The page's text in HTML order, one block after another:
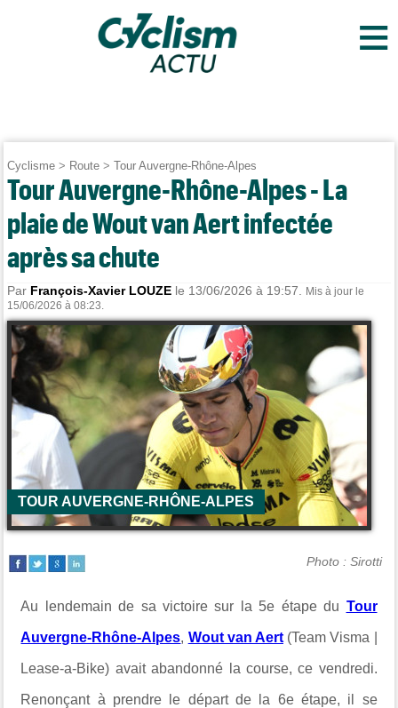
≡
Cyclisme > Route >Tour Auvergne-Rhône-Alpes
Tour Auvergne-Rhône-Alpes - La
plaie de Wout van Aert infectée
après sa chute
Par François-Xavier LOUZE le 13/06/2026 à 19:57.
Mis à jour le
15/06/2026 à 08:23.
TOUR AUVERGNE-RHÔNE-ALPES
Photo : Sirotti
Au lendemain de sa victoire sur la 5e étape du Tour
Auvergne-Rhône-Alpes, Wout van Aert (Team Visma |
Lease-a-Bike) avait abandonné la course, ce vendredi.
Renonçant à prendre le départ de la 6e étape, il se